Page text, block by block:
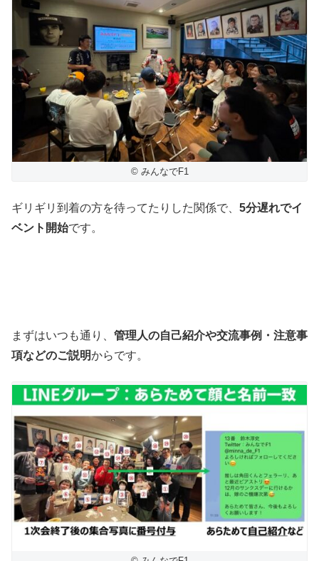
© みんなでF1
ギリギリ到着の方を待ってたりした関係で、 5分遅れでイ
ベント開始です。
まずはいつも通り、 管理人の自己紹介や交流事例・注意事
項などのご説明からです。